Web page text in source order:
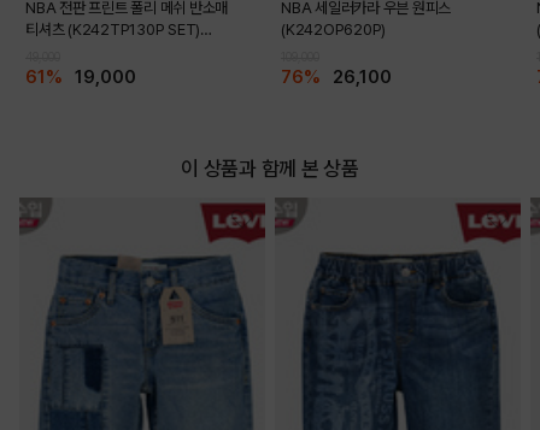
NBA 전판 프린트 폴리 메쉬 반소매
티셔츠 (K242TP130P SET)
61% 19,000
NBA 세일러카라 우븐 원피스
(K242OP620P)
76% 26,100
이 상품과 함께 본 상품